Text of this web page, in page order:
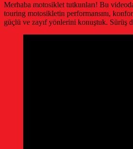
Merhaba motosiklet tutkunları! Bu
touring motosikletin performansını,
güçlü ve zayıf yönlerini konuştuk. Sürüş